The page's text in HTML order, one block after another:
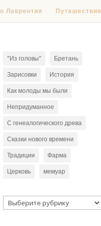
Лаврентия Путешествия
"Из головы"
Бретань
Зарисовки
История
Как молоды мы были
Непридуманное
С генеалогического древа
Сказки нового времени
Традиции
Фарма
Церковь
мемуар
Рубрики